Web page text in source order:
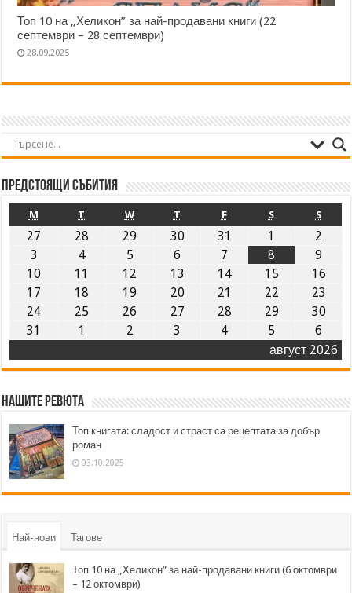
Топ 10 на „Хеликон” за най-продавани книги (22
септември – 28 септември)
28.09.2025
Предстоящи събития
август 2026
M T W T F S S
27 28 29 30 31 1
2
3
4 5 6 7 8
9
10
11 12 13 14 15
16
17
18 19 20 21 22
23
24
25 26 27 28 29
30
31
1 2 3 4 5 6
Нашите ревюта
Топ книгата: сладост и страст са рецептата за добър
роман
03.10.2025
Най-нови Тагове
Топ 10 на „Хеликон” за най-продавани книги (6 октомври
– 12 октомври)